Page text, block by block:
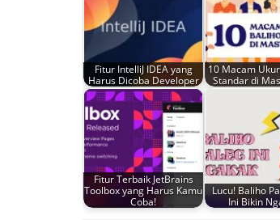
Fitur IntelliJ IDEA yang
Harus Dicoba Developer
10 Macam
Standar di
Fitur Terbaik JetBrains
Toolbox yang Harus Kamu
Coba!
Lucu! Baliho
Ini Bikin